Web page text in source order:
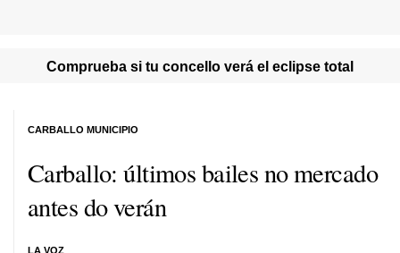
Comprueba si tu concello verá el eclipse total
Carballo: últimos bailes no mercado
antes do verán
LA VOZ
CARBALLO MUNICIPIO